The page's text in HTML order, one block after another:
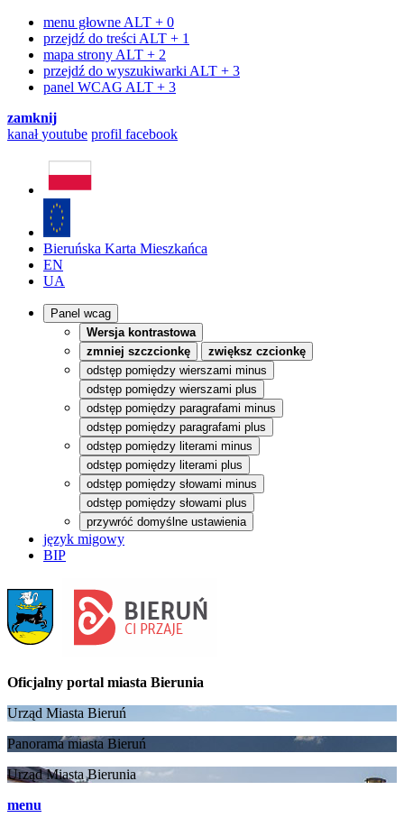
menu głowne ALT + 0
przejdź do treści ALT + 1
mapa strony ALT + 2
przejdź do wyszukiwarki ALT + 3
panel WCAG ALT + 3
zamknij
kanałyoutube profil facebook
Bieruńska Karta Mieszkańca
EN
UA
Panel wcag
Wersja kontrastowa
zmniej szczcionkę
zwiększ czcionkę
odstęp pomiędzy wierszami minus
odstęp pomiędzy wierszami plus
odstęp pomiędzy paragrafami minus
odstęp pomiędzy paragrafami plus
odstęp pomiędzy literami minus
odstęp pomiędzy literami plus
odstęp pomiędzy słowami minus
odstęp pomiędzy słowami plus
przywróć domyślne ustawienia
język migowy
BIP
Oficjalny portal miasta Bierunia
Urząd Miasta Bieruń
Panorama miasta Bieruń
Urząd Miasta Bierunia
menu